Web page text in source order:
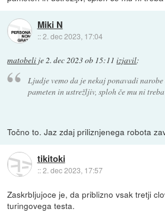
Miki N
::2. dec 2023, 17:04
matobeli je2. dec 2023 ob 15:11 izjavil:
Ljudje vemo da je nekaj ponavadi narobe
pameten in ustrežljiv, sploh če mu ni treba
Točno to. Jaz zdaj priliznjenega robota
tikitoki
::2. dec 2023, 17:57
Zaskrbljujoce je, da priblizno vsak tretji
turingovega testa.